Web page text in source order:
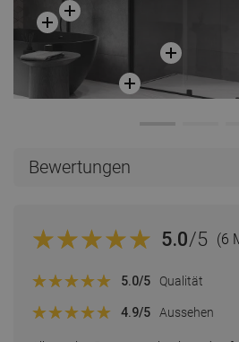
Bewertungen
5.0/5 (6
5.0/5 Qualität
4.9/5 Aussehen